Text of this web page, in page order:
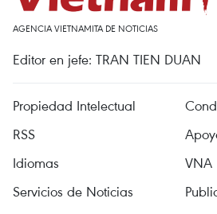
AGENCIA VIETNAMITA DE NOTICIAS
Editor en jefe: TRAN TIEN DUAN
Propiedad Intelectual
RSS
Idiomas
VNA
Servicios de Noticias